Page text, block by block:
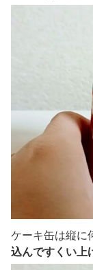
ケーキ缶は縦に
込んですくい上